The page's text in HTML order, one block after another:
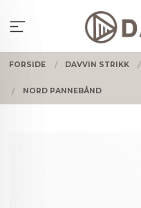
innholdet
FORSIDE DAVVIN STRIKK
NORD PANNEBÅND